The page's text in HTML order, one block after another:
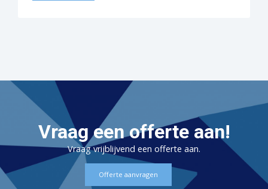
Vraag een offerte aan!
Vraag vrijblijvend een offerte aan.
Offerte aanvragen